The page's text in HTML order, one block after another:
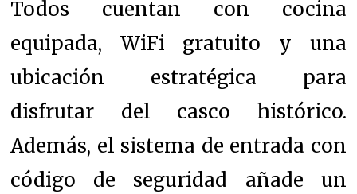
Todos cuentan con cocina
equipada, WiFi gratuito y una
ubicación estratégica para
disfrutar del casco histórico.
Además, el sistema de entrada con
código de seguridad añade un